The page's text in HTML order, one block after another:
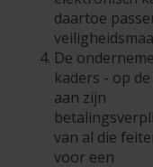
daartoe
De
kaders - op
aan zijn
van al die
voor een